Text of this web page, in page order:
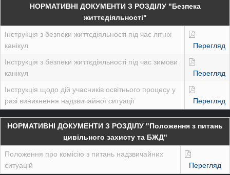
НОРМАТИВНІ ДОКУМЕНТИ З РОЗДІЛУ "Безпека
життєдіяльності"
Інструкція з безпеки життєдіяльності під час літніх
канікул
Перегляд
Інструкція з безпеки життєдіяльності під час зимови
канікул
Перегляд
Інструкція щодо дій учасників освітнього процесу у
разі виникнення надзвичайної ситуації
Перегляд
НОРМАТИВНІ ДОКУМЕНТИ З РОЗДІЛУ "Положення з питань
цивільного захисту та БЖД"
Положення про комісію з питань надзвичайних
ситуацій
Перегляд